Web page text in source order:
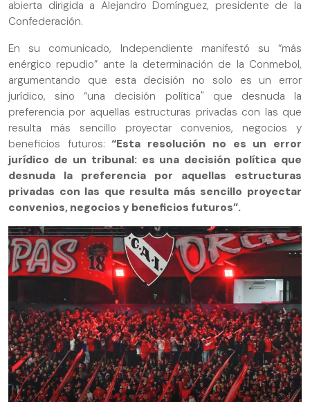
abierta dirigida a Alejandro Domínguez, presidente de la
Confederación.
En su comunicado, Independiente manifestó su “más
enérgico repudio” ante la determinación de la Conmebol,
argumentando que esta decisión no solo es un error
jurídico, sino “una decisión política" que desnuda la
preferencia por aquellas estructuras privadas con las que
resulta más sencillo proyectar convenios, negocios y
beneficios futuros: “Esta resolución no es un error
jurídico de un tribunal: es una decisión política que
desnuda la preferencia por aquellas estructuras
privadas con las que resulta más sencillo proyectar
convenios, negocios y beneficios futuros”.